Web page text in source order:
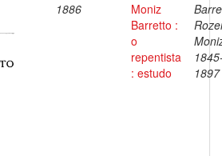
1886
Moniz
Barretto :
o
repentista
: estudo
1897